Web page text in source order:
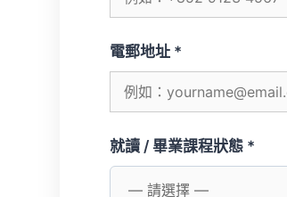
電郵地址 *
就讀 / 畢業課程狀態 *